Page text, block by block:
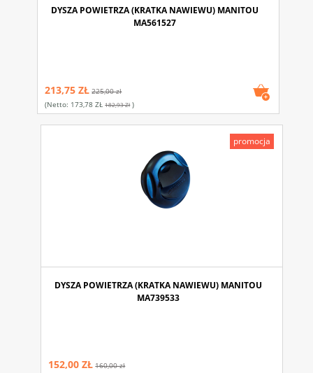
DYSZA POWIETRZA (KRATKA NAWIEWU) MANITOU
MA561527
213,75 ZŁ 225,00 zł
(netto: 173,78 ZŁ 182,93 Zł)
DYSZA POWIETRZA (KRATKA NAWIEWU) MANITOU
MA739533
152,00 ZŁ 160,00 zł
promocja